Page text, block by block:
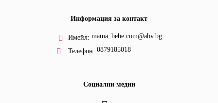
Информация за контакт
Имейл: mama_bebe.com@abv.bg
Телефон: 0879185018
Социални медии